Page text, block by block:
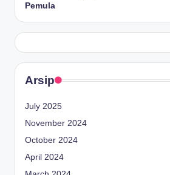
Pemula
Arsip
July 2025
November 2024
October 2024
April 2024